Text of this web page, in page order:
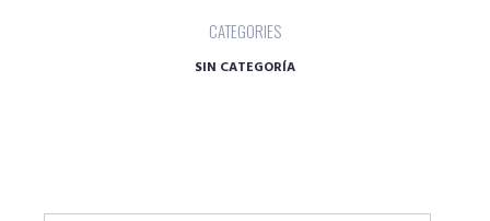
CATEGORIES
SIN CATEGORÍA